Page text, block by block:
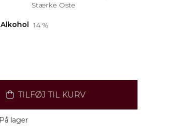
Stærke Oste
Alkohol 14 %
TILFØJ TIL KURV
På lager